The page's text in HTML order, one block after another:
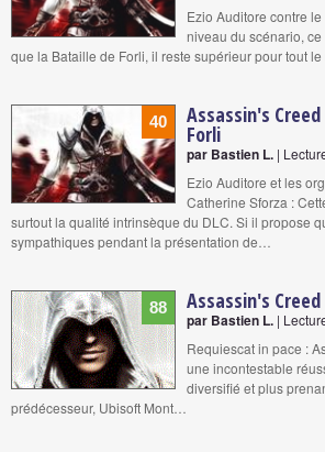
Ezio Auditore contre
niveau du scénario,
que la Bataille de Forli, il reste supérieur pour tout le
40 Assassin's
Forli
par Bastien L. |
Ezio Auditore et les
Catherine Sforza :
surtout la qualité intrinsèque du DLC. Si il propose
sympathiques pendant la présentation de…
88 Assassin's
par Bastien L. |
Requiescat in pace :
une incontestable
diversifié et plus
prédécesseur, Ubisoft Mont…